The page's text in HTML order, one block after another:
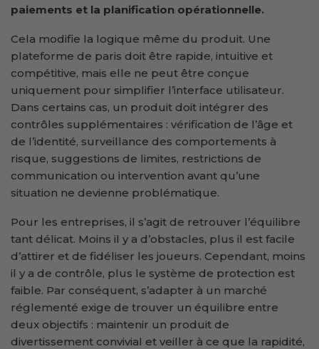
paiements et la planification opérationnelle.
Cela modifie la logique même du produit. Une
plateforme de paris doit être rapide, intuitive et
compétitive, mais elle ne peut être conçue
uniquement pour simplifier l’interface utilisateur.
Dans certains cas, un produit doit intégrer des
contrôles supplémentaires : vérification de l’âge et
de l’identité, surveillance des comportements à
risque, suggestions de limites, restrictions de
communication ou intervention avant qu’une
situation ne devienne problématique.
Pour les entreprises, il s’agit de retrouver l’équilibre
tant délicat. Moins il y a d’obstacles, plus il est facile
d’attirer et de fidéliser les joueurs. Cependant, moins
il y a de contrôle, plus le système de protection est
faible. Par conséquent, s’adapter à un marché
réglementé exige de trouver un équilibre entre
deux objectifs : maintenir un produit de
divertissement convivial et veiller à ce que la rapidité,